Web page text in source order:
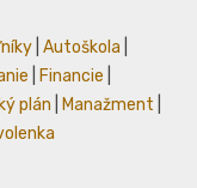
Autoškola
Financie
plán Manažment